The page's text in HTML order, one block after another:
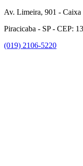
Av. Limeira, 901 -
Piracicaba - SP - CEP:
(019) 2106-5220